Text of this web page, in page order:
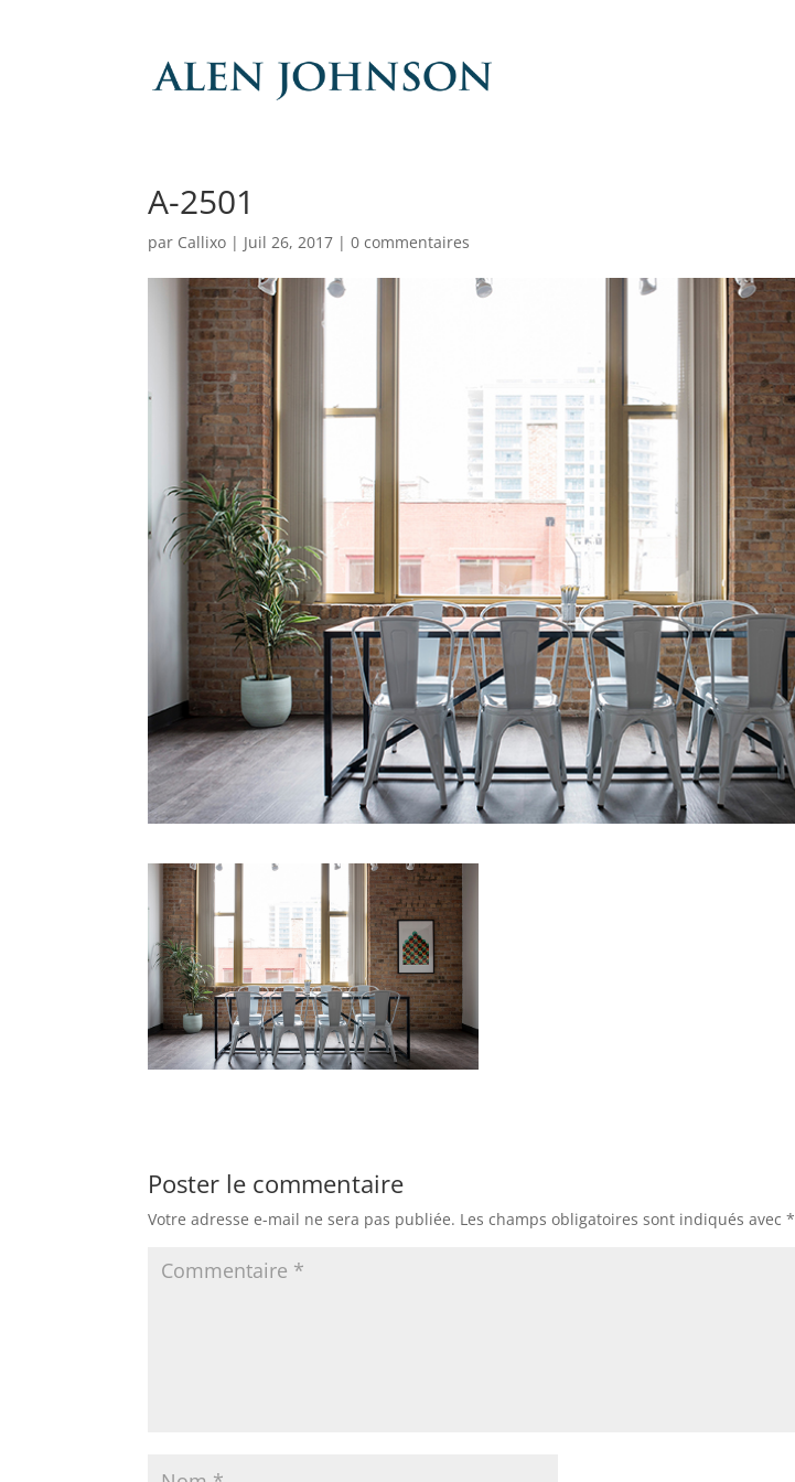
A-2501
par Callixo | Juil 26, 2017 |0 commentaires
Poster le commentaire
Votre adresse e-mail ne sera pas publiée. Les champs obligatoires sont indiqués avec*